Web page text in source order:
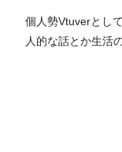
個人勢Vtuverとし
人的な話とか生活